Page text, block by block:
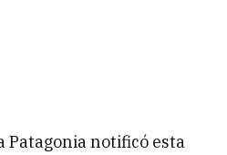
Patagonia notificó esta